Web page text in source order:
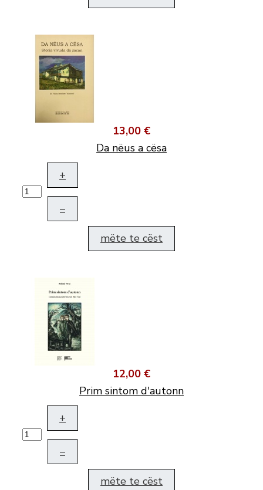
13,00 €
Da nëus a cësa
+
–
mëte te cëst
12,00 €
Prim sintom d'autonn
+
–
mëte te cëst